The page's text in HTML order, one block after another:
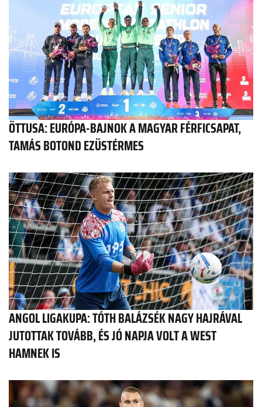
ÖTTUSA: EURÓPA-BAJNOK A MAGYAR FÉRFICSAPAT,
TAMÁS BOTOND EZÜSTÉRMES
ANGOL LIGAKUPA: TÓTH BALÁZSÉK NAGY HAJRÁVAL
JUTOTTAK TOVÁBB, ÉS JÓ NAPJA VOLT A WEST
HAMNEK IS